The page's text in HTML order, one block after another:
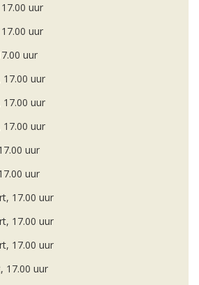
uur
uur
uur
uur
uur
uur
uur
uur
17.00 uur
17.00 uur
17.00 uur
17.00 uur